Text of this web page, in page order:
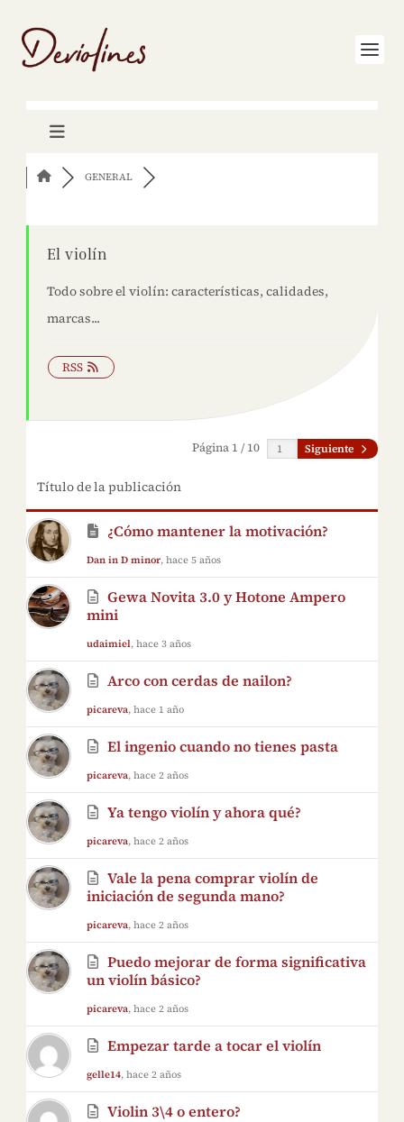
GENERAL
El violín
Todo sobre el violín: características, calidades,
marcas...
RSS
Página 1 / 10 Siguiente
Título de la publicación
¿Cómo mantener la motivación?
Dan in D minor, hace 5 años
Gewa Novita 3.0 y Hotone Ampero
mini
udaimiel, hace 3 años
Arco con cerdas de nailon?
picareva, hace 1 año
El ingenio cuando no tienes pasta
picareva, hace 2 años
Ya tengo violín y ahora qué?
picareva, hace 2 años
Vale la pena comprar violín de
iniciación de segunda mano?
picareva, hace 2 años
Puedo mejorar de forma significativa
un violín básico?
picareva, hace 2 años
Empezar tarde a tocar el violín
gelle14, hace 2 años
Violin 3\4 o entero?